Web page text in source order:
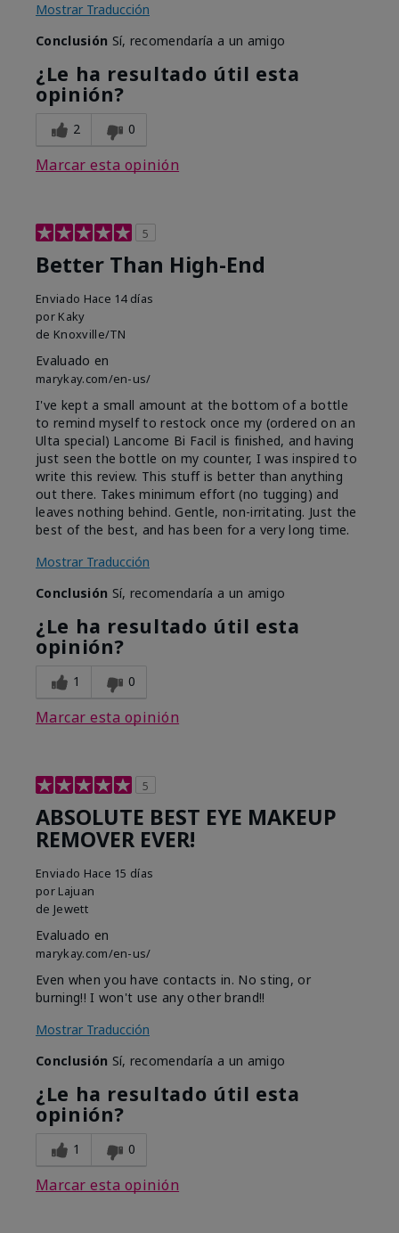
Mostrar Traducción
Conclusión Sí, recomendaría a un amigo
¿Le ha resultado útil esta
opinión?
2 0
Marcar esta opinión
5
Better Than High-End
Enviado Hace 14 días
por Kaky
de Knoxville/TN
Evaluado en
marykay.com/en-us/
I've kept a small amount at the bottom of a bottle
to remind myself to restock once my (ordered on an
Ulta special) Lancome Bi Facil is finished, and having
just seen the bottle on my counter, I was inspired to
write this review. This stuff is better than anything
out there. Takes minimum effort (no tugging) and
leaves nothing behind. Gentle, non-irritating. Just the
best of the best, and has been for a very long time.
Mostrar Traducción
Conclusión Sí, recomendaría a un amigo
¿Le ha resultado útil esta
opinión?
1 0
Marcar esta opinión
5
ABSOLUTE BEST EYE MAKEUP
REMOVER EVER!
Enviado Hace 15 días
por Lajuan
de Jewett
Evaluado en
marykay.com/en-us/
Even when you have contacts in. No sting, or
burning!! I won't use any other brand!!
Mostrar Traducción
Conclusión Sí, recomendaría a un amigo
¿Le ha resultado útil esta
opinión?
1 0
Marcar esta opinión